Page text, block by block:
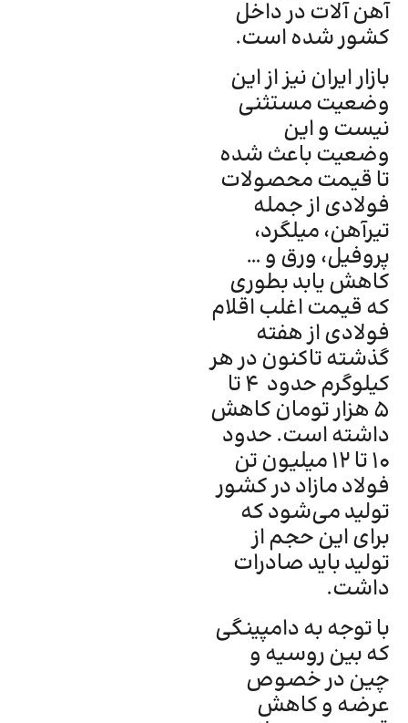
آهن آلات در داخل
کشور شده است.
بازار ایران نیز از این
وضعیت مستثنی
نیست و این
وضعیت باعث شده
تا قیمت‌ محصولات
فولادی از جمله
تیرآهن، میلگرد،
پروفیل، ورق و …
کاهش یابد بطوری
که قیمت اغلب اقلام
فولادی از هفته
گذشته تاکنون در هر
کیلوگرم حدود 4 تا
5 هزار تومان کاهش
داشته است. حدود
10 تا 12 میلیون تن
فولاد مازاد در کشور
تولید می‌شود که
برای این حجم از
تولید باید صادرات
داشت.
با توجه به دامپینگی
که بین روسیه و
چین در خصوص
عرضه و کاهش